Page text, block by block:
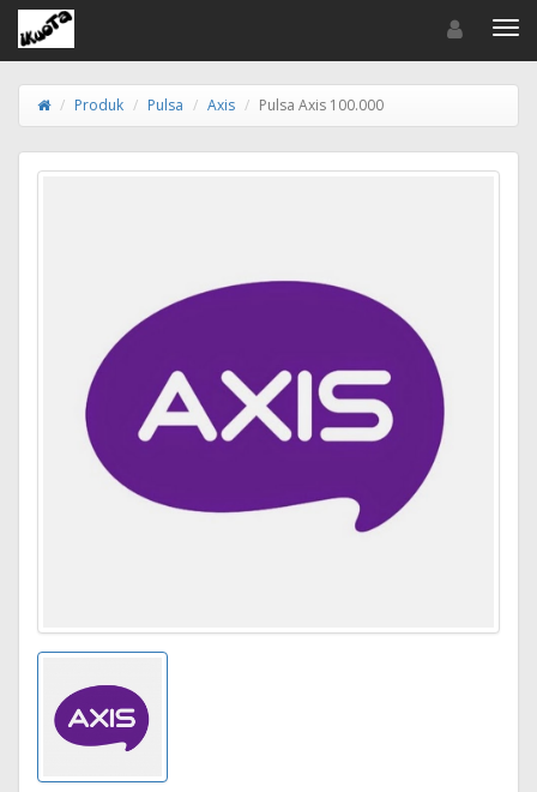
Toggle
Produk Pulsa Axis Pulsa Axis 100.000